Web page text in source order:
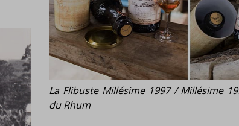
La Flibuste Millésime 1997 / Millésime
du Rhum